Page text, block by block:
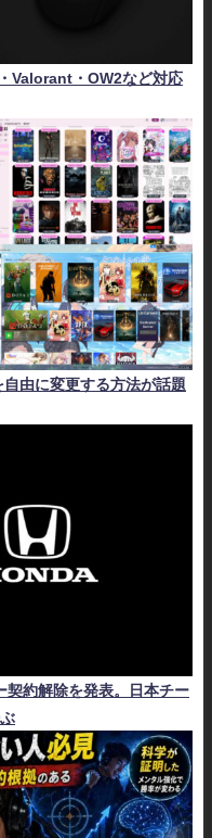
Valorant・OW2など対応
由に変更する方法が話題
約解除を発表。日本チー